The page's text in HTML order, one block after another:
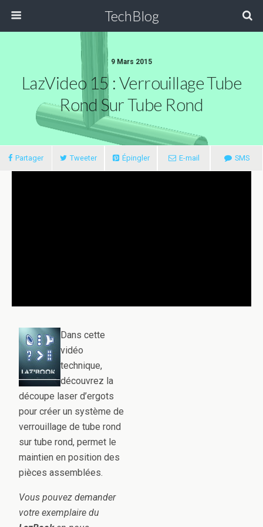
TechBlog
9 Mars 2015
LazVideo 15 : Verrouillage Tube
Rond Sur Tube Rond
Partager Tweeter Épingler E-mail SMS
Dans cette
vidéo
technique,
découvrez la
découpe laser d’ergots
pour créer un système de
verrouillage de tube rond
sur tube rond, permet le
maintien en position des
pièces assemblées.
Vous pouvez demander
votre exemplaire du